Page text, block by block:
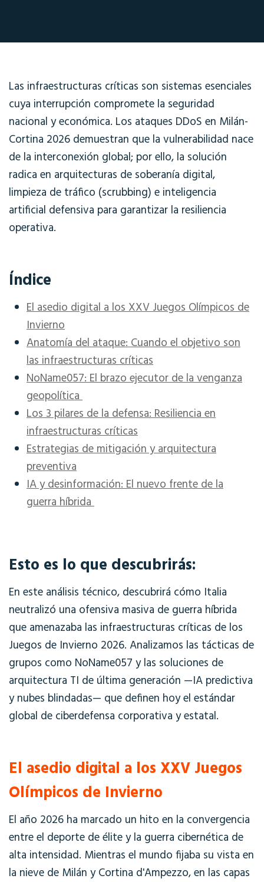
Las infraestructuras críticas son sistemas esenciales
cuya interrupción compromete la seguridad
nacional y económica. Los ataques DDoS en Milán-
Cortina 2026 demuestran que la vulnerabilidad nace
de la interconexión global; por ello, la solución
radica en arquitecturas de soberanía digital,
limpieza de tráfico (scrubbing) e inteligencia
artificial defensiva para garantizar la resiliencia
operativa.
Índice
El asedio digital a los XXV Juegos Olímpicos de
Invierno
Anatomía del ataque: Cuando el objetivo son
las infraestructuras críticas
NoName057: El brazo ejecutor de la venganza
geopolítica
Los 3 pilares de la defensa: Resiliencia en
infraestructuras críticas
Estrategias de mitigación y arquitectura
preventiva
IA y desinformación: El nuevo frente de la
guerra híbrida
Esto es lo que descubrirás:
En este análisis técnico, descubrirá cómo Italia
neutralizó una ofensiva masiva de guerra híbrida
que amenazaba las infraestructuras críticas de los
Juegos de Invierno 2026. Analizamos las tácticas de
grupos como NoName057 y las soluciones de
arquitectura TI de última generación —IA predictiva
y nubes blindadas— que definen hoy el estándar
global de ciberdefensa corporativa y estatal.
El asedio digital a los XXV Juegos
Olímpicos de Invierno
El año 2026 ha marcado un hito en la convergencia
entre el deporte de élite y la guerra cibernética de
alta intensidad. Mientras el mundo fijaba su vista en
la nieve de Milán y Cortina d'Ampezzo, en las capas